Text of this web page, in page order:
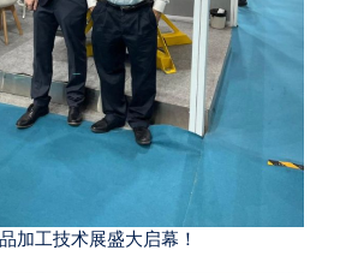
加工技术展盛大启幕！